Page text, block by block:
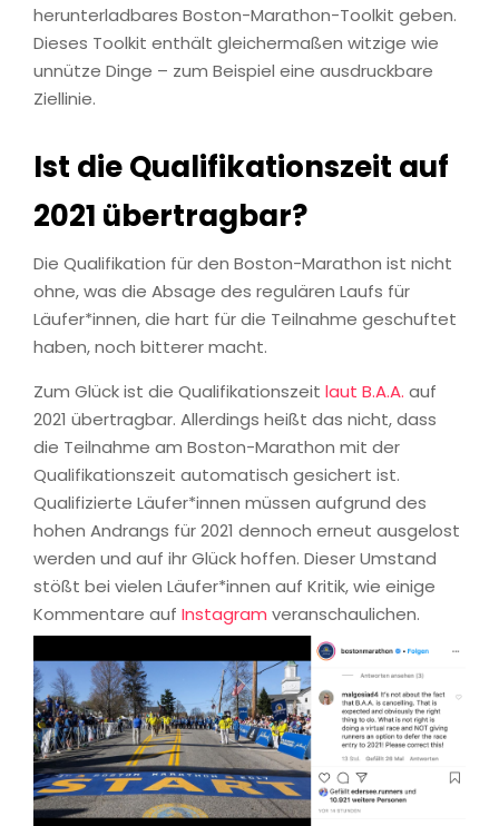
herunterladbares Boston-Marathon-Toolkit geben.
Dieses Toolkit enthält gleichermaßen witzige wie
unnütze Dinge – zum Beispiel eine ausdruckbare
Ziellinie.
Ist dieQualifikationszeit auf
2021 übertragbar?
Die Qualifikation für den Boston-Marathon ist nicht
ohne, was die Absage des regulären Laufs für
Läufer*innen, die hart für die Teilnahme geschuftet
haben, noch bitterer macht.
Zum Glück ist die Qualifikationszeit laut B.A.A. auf
2021 übertragbar. Allerdings heißt das nicht, dass
die Teilnahme am Boston-Marathon mit der
Qualifikationszeit automatisch gesichert ist.
Qualifizierte Läufer*innen müssen aufgrund des
hohen Andrangs für 2021 dennoch erneut ausgelost
werden und auf ihr Glück hoffen. Dieser Umstand
stößt bei vielen Läufer*innen auf Kritik, wie einige
Kommentare auf Instagram veranschaulichen.